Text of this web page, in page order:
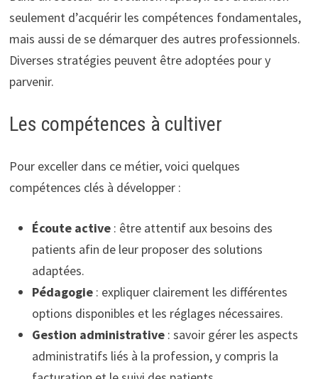
seulement d’acquérir les compétences fondamentales,
mais aussi de se démarquer des autres professionnels.
Diverses stratégies peuvent être adoptées pour y
parvenir.
Les compétences à cultiver
Pour exceller dans ce métier, voici quelques
compétences clés à développer :
Écoute active: être attentif aux besoins des
patients afin de leur proposer des solutions
adaptées.
Pédagogie: expliquer clairement les différentes
options disponibles et les réglages nécessaires.
Gestion administrative: savoir gérer les aspects
administratifs liés à la profession, y compris la